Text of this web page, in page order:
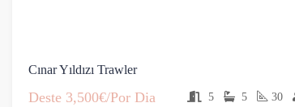
Cınar Yıldızı Trawler
Deste 3,500€/Por Dia 5 5 30